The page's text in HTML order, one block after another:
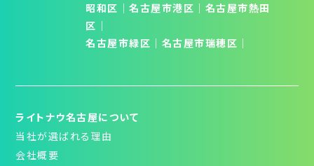
昭和区 │名古屋市港区 ｜ 名古屋市熱田
区 ｜
名古屋市緑区 ｜ 名古屋市瑞穂区 ｜
ライトナウ名古屋について
当社が選ばれる理由
会社概要